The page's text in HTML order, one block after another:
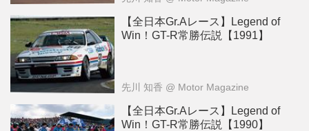
【全日本Gr.Aレース】Legend of
Win！GT-R常勝伝説【1991】
先川 知香 @ Motor Magazine
【全日本Gr.Aレース】Legend of
Win！GT-R常勝伝説【1990】